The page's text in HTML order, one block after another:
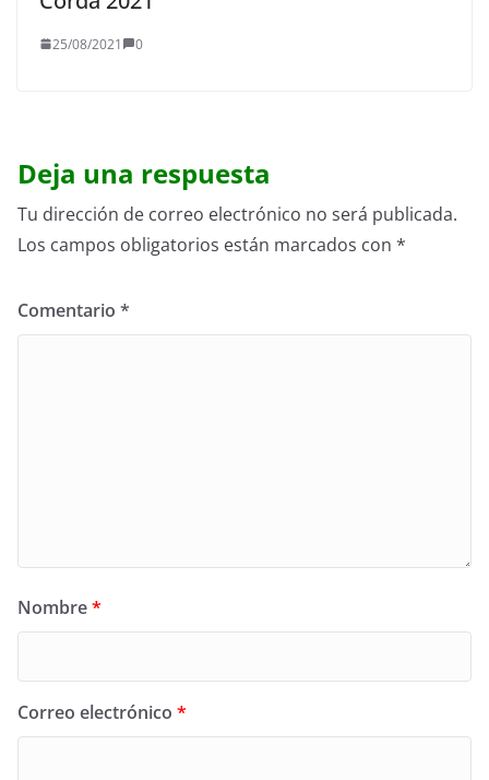
25/08/2021 0
Deja una respuesta
Tu dirección de correo electrónico no será publicada.
Los campos obligatorios están marcados con *
Comentario *
Nombre*
Correo electrónico *